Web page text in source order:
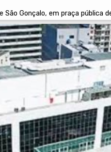
Gonçalo, em praça pública